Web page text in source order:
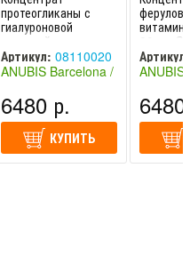
протеогликаны с
гиалуроновой
кислотой и
витамином С 20 мл
Concentrate
Артикул: 08110020
ANUBIS Barcelona /
(Испания)
6480 р.
КУПИТЬ
20 мл
Ferulic
DMAE /
Артикул:
ANUBIS